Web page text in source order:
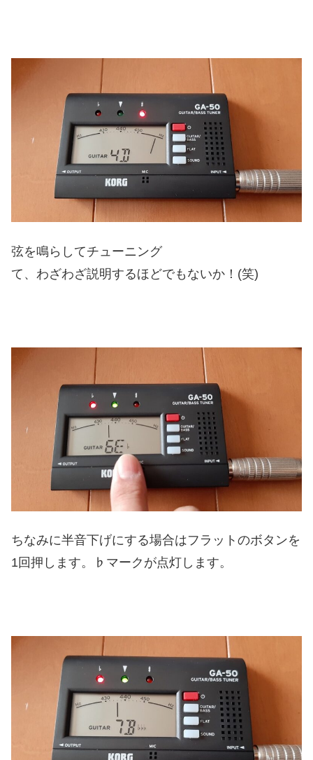
弦を鳴らしてチューニング
て、わざわざ説明するほどでもないか！(笑)
ちなみに半音下げにする場合はフラットのボタンを
1回押します。♭マークが点灯します。